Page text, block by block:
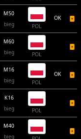
M50
bieg
POL
OK
M60
bieg
POL
M16
bieg
POL
OK
K16
bieg
POL
M40
bieg